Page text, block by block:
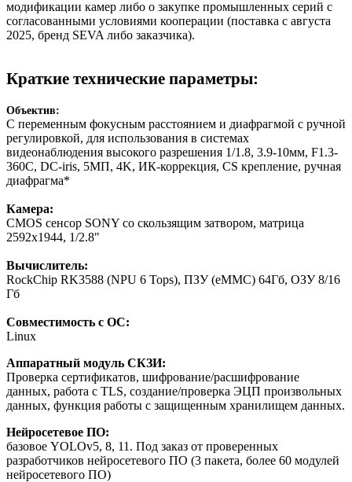
модификации камер либо о закупке промышленных серий с
согласованными условиями кооперации (поставка с августа
2025, бренд SEVA либо заказчика).
Краткие технические параметры:
Объектив:
С переменным фокусным расстоянием и диафрагмой с ручной
регулировкой, для использования в системах
видеонаблюдения высокого разрешения 1/1.8, 3.9-10мм, F1.3-
360C, DC-iris, 5МП, 4K, ИК-коррекция, CS крепление, ручная
диафрагма*
Камера:
CMOS сенсор SONY со скользящим затвором, матрица
2592x1944, 1/2.8"
Вычислитель:
RockChip RK3588 (NPU 6 Tops), ПЗУ (eMMC) 64Гб, ОЗУ 8/16
Гб
Совместимость с ОС:
Linux
Аппаратный модуль СКЗИ:
Проверка сертификатов, шифрование/расшифрование
данных, работа с TLS, создание/проверка ЭЦП произвольных
данных, функция работы с защищенным хранилищем данных.
Нейросетевое ПО:
базовое YOLOv5, 8, 11. Под заказ от проверенных
разработчиков нейросетевого ПО (3 пакета, более 60 модулей
нейросетевого ПО)